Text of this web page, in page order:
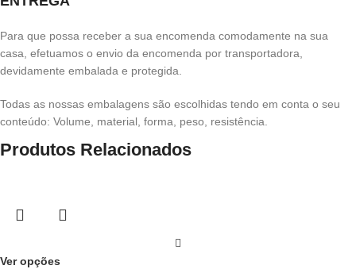
Para que possa receber a sua encomenda comodamente na sua
casa, efetuamos o envio da encomenda por transportadora,
devidamente embalada e protegida.
Todas as nossas embalagens são escolhidas tendo em conta o seu
conteúdo: Volume, material, forma, peso, resistência.
Produtos Relacionados
Ver opções